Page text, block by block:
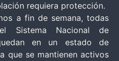
requiera protección.
a fin de semana, todas
Sistema Nacional de
en un estado de
que se mantienen activos